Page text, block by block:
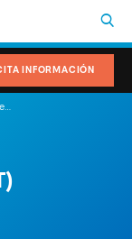
INFORMACIÓN